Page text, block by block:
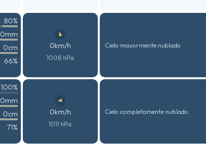
80%
0mm
0cm
66%
0km/h
1008 hPa
Cielo mayormente nublado
100%
0mm
0cm
71%
0km/h
1011 hPa
Cielo completamente nublado